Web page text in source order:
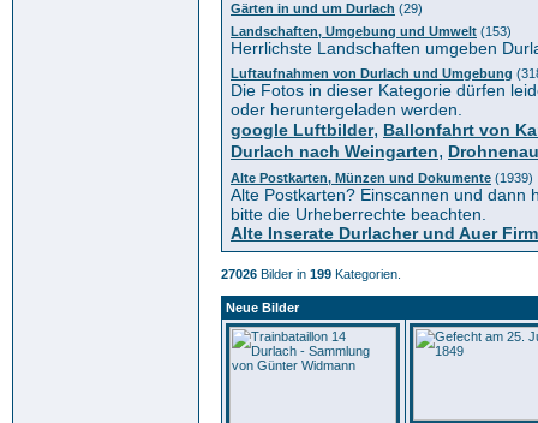
Gärten in und um Durlach (29)
Landschaften, Umgebung und Umwelt (153)
Herrlichste Landschaften umgeben
Luftaufnahmen von Durlach und Umgebung
Die Fotos in dieser Kategorie dürfen
oder heruntergeladen werden.
google Luftbilder, Ballonfahrt von
Durlach nach Weingarten,
Alte Postkarten, Münzen und Dokumente (1939)
Alte Postkarten? Einscannen und dann
bitte die Urheberrechte beachten.
Alte Inserate Durlacher und Auer
27026 Bilder in 199 Kategorien.
Neue Bilder